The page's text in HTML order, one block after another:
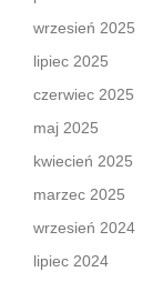
wrzesień 2025
lipiec 2025
czerwiec 2025
maj 2025
kwiecień 2025
marzec 2025
wrzesień 2024
lipiec 2024